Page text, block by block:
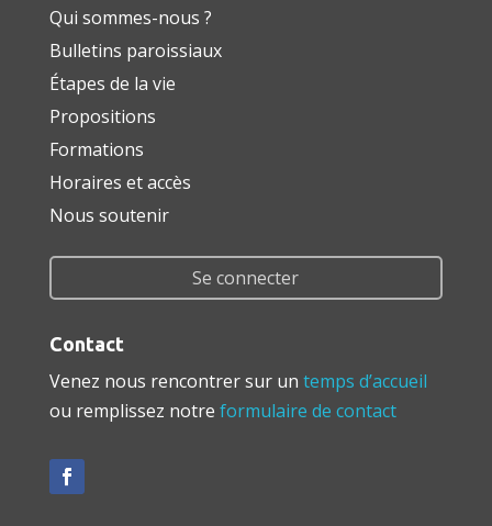
Qui sommes-nous ?
Bulletins paroissiaux
Étapes de la vie
Propositions
Formations
Horaires et accès
Nous soutenir
Se connecter
Contact
Venez nous rencontrer sur un temps d’accueil
ou remplissez notre formulaire de contact